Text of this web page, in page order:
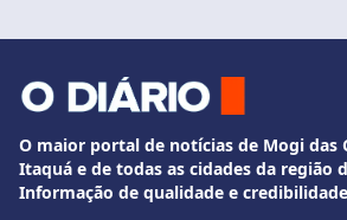
O maior portal de notícias de Mogi das
Itaquá e de todas as cidades da região
Informação de qualidade e